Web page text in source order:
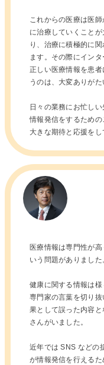
これからの医療は医
に治療していくこと
り、治療に積極的に
ます。その際にイン
正しい医療情報を患
うのは、大変ありがた
日々の業務にお忙し
情報発信をするため
大きな期待と応援をし
医療情報は専門性が
いう問題がありました
健康に関する情報は様
専門家の言葉を切り
果として誤った内容
さんがいました。
近年では SNS などの
が情報発信を行える